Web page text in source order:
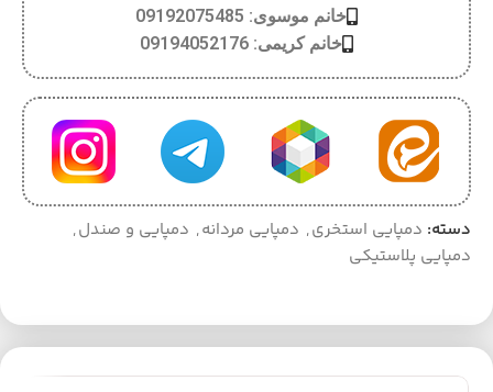
خانم موسوی: 09192075485
خانم کریمی: 09194052176
دسته: دمپایی استخری, دمپایی مردانه, دمپایی و صندل,
دمپایی پلاستیکی